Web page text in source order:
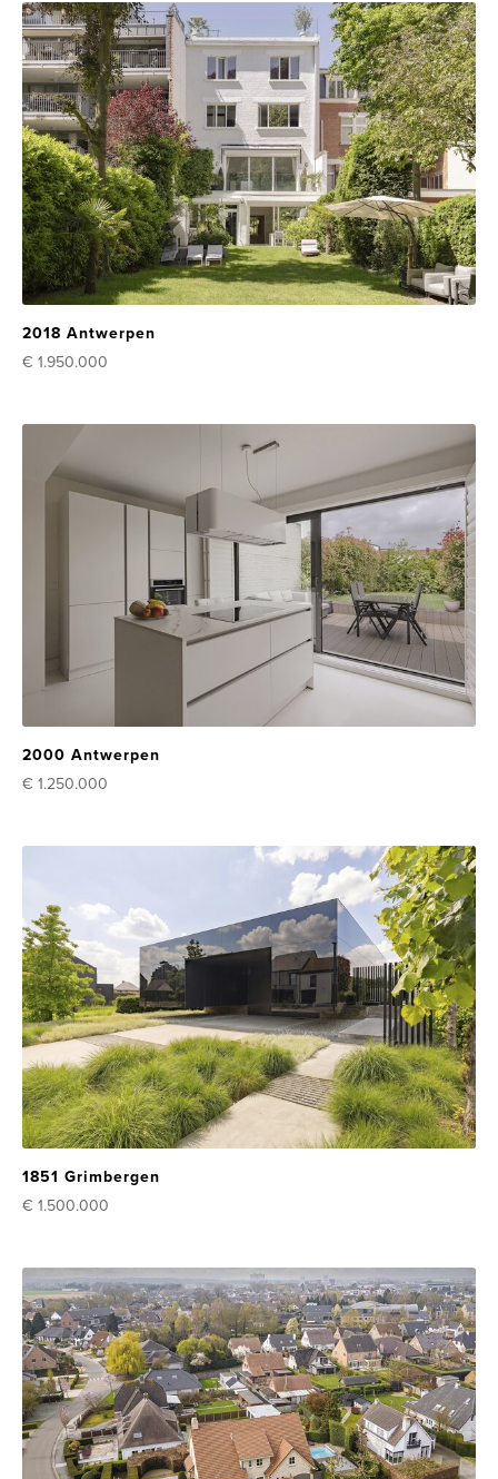
2018 Antwerpen
€ 1.950.000
2000 Antwerpen
€ 1.250.000
1851 Grimbergen
€ 1.500.000